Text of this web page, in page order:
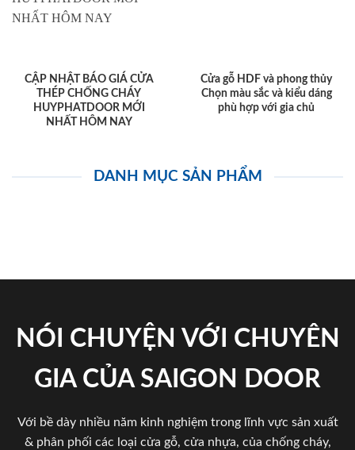
CẬP NHẬT BÁO GIÁ CỬA
THÉP CHỐNG CHÁY
HUYPHATDOOR MỚI
NHẤT HÔM NAY
Cửa gỗ HDF và phong thủy
Chọn màu sắc và kiểu dáng
phù hợp với gia chủ
DANH MỤC SẢN PHẨM
NÓI CHUYỆN VỚI CHUYÊN
GIA CỦA SAIGON DOOR
Với bề dày nhiều năm kinh nghiệm trong lĩnh vực sản xuất
& phân phối các loại cửa gỗ, cửa nhựa, của chống cháy,